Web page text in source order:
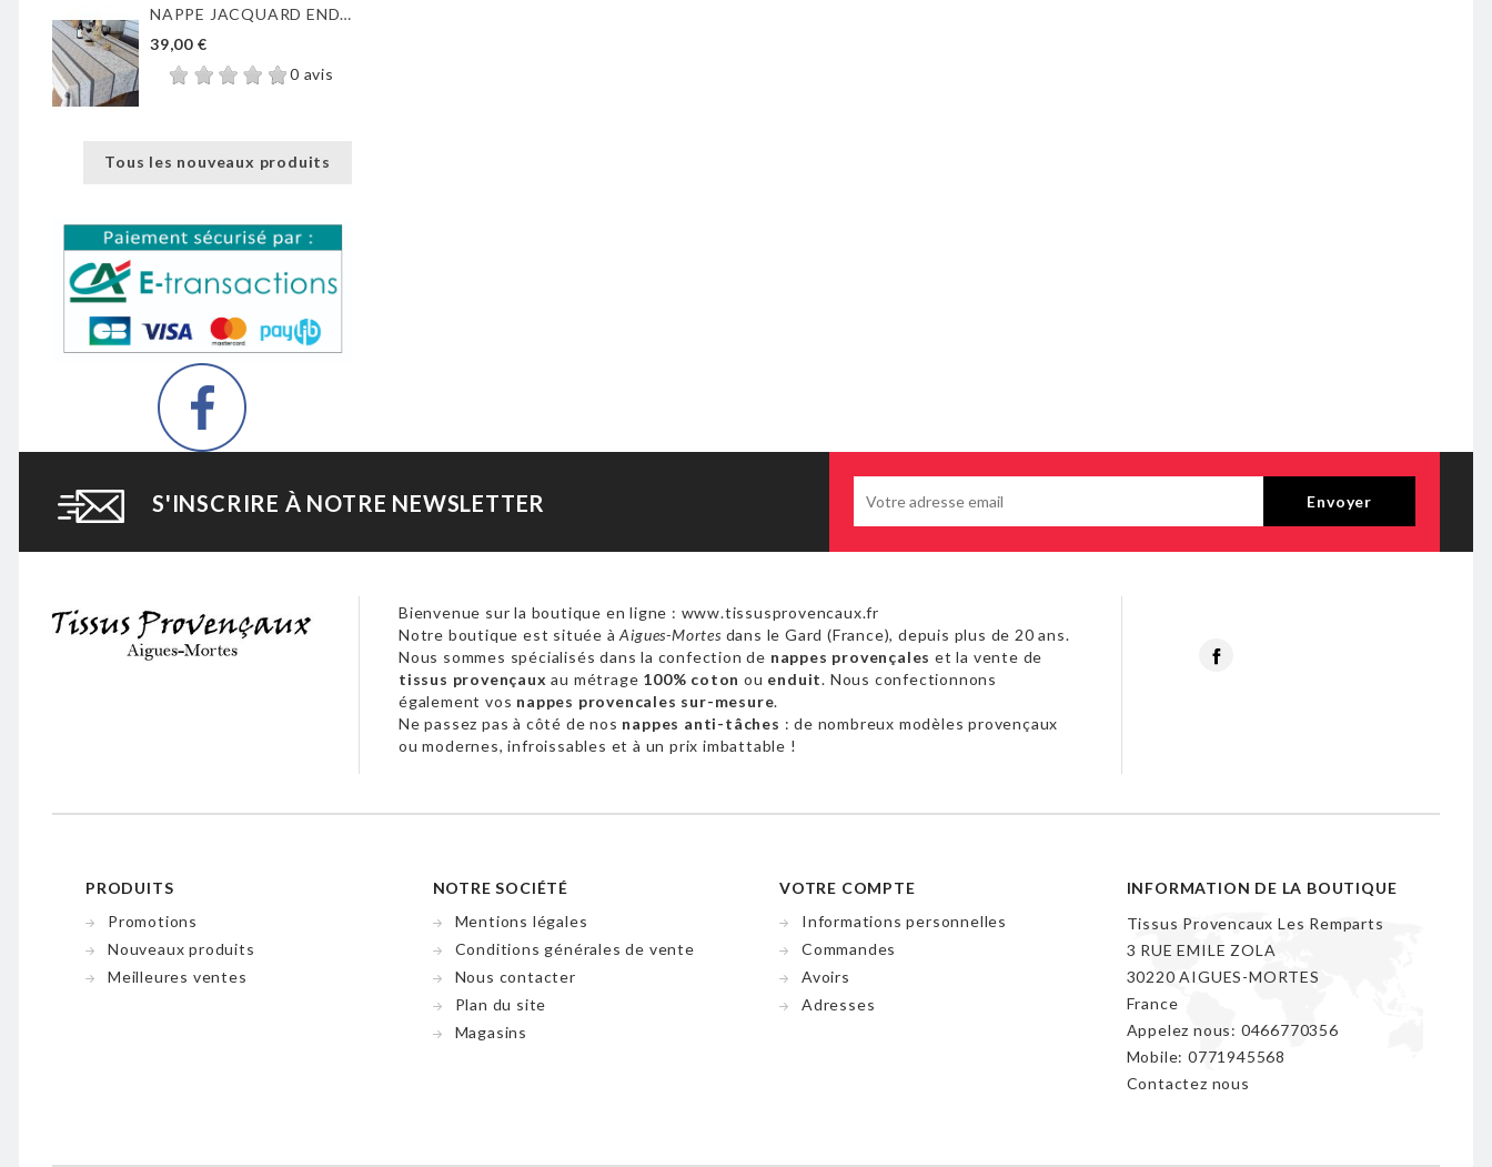
NAPPE JACQUARD ENDUIT...
39,00 €
0 avis
Tous les nouveaux produits
S'INSCRIRE À NOTRE NEWSLETTER
Bienvenue sur la boutique en ligne : www.tissusprovencaux.fr
Notre boutique est située àAigues-Mortes dans le Gard (France), depuis plus de 20 ans.
Nous sommes spécialisés dans la confection de nappes provençales et la vente de
tissus provençaux au métrage 100% coton ou enduit. Nous confectionnons
également vos nappes provencales sur-mesure.
Ne passez pas à côté de nos nappes anti-tâches : de nombreux modèles provençaux
ou modernes, infroissables et à un prix imbattable !
PRODUITS
Promotions
Nouveaux produits
Meilleures ventes
NOTRE SOCIÉTÉ
Mentions légales
Conditions générales de vente
Nous contacter
Plan du site
Magasins
VOTRE COMPTE
Informations personnelles
Commandes
Avoirs
Adresses
INFORMATION DE LA BOUTIQUE
Tissus Provencaux Les Remparts
3 RUE EMILE ZOLA
30220 AIGUES-MORTES
France
Appelez nous: 0466770356
Mobile: 0771945568
Contactez nous